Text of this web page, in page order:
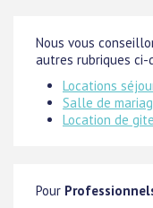
Nous vous
autres rubriques ci-
Locations
Salle de
Location de
Pour